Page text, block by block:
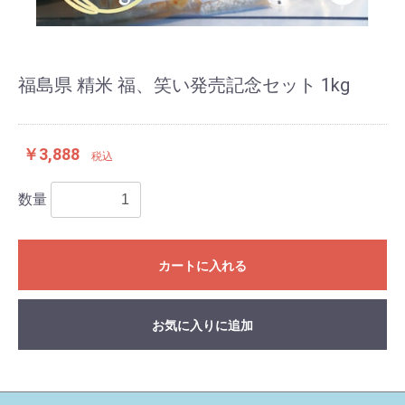
福島県 精米 福、笑い発売記念セット 1kg
￥3,888 税込
数量
カートに入れる
お気に入りに追加